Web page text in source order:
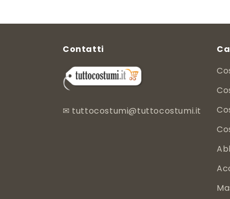
Contatti
✉ tuttocostumi@tuttocostumi.it